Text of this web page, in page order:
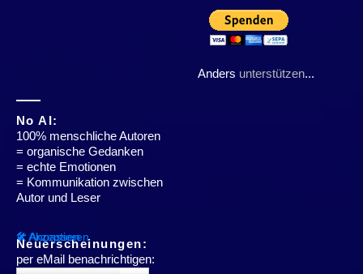
Anders unterstützen...
No AI:
100% menschliche Autoren
= organische Gedanken
= echte Emotionen
= Kommunikation zwischen
Autor und Leser
Neuerscheinungen:
per eMail benachrichtigen:
✔ Akzeptieren
🛠 Anpassen